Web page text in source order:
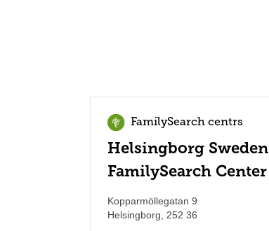
FamilySearch centrs
Helsingborg Sweden
FamilySearch Center
Kopparmöllegatan 9
Helsingborg
252 36